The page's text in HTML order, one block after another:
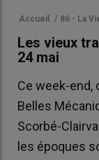
Accueil / 86 - La
Les vieux
24 mai
Ce week-end,
Belles
Scorbé-
les époques